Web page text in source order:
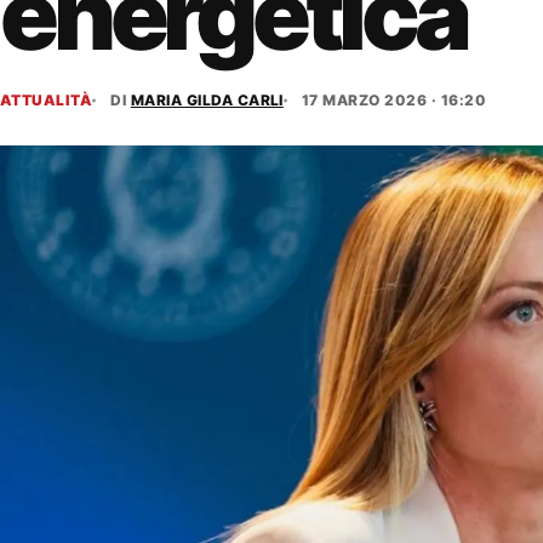
ATTUALITÀ DI MARIA GILDA CARLI 17 MARZO 2026 · 16:20